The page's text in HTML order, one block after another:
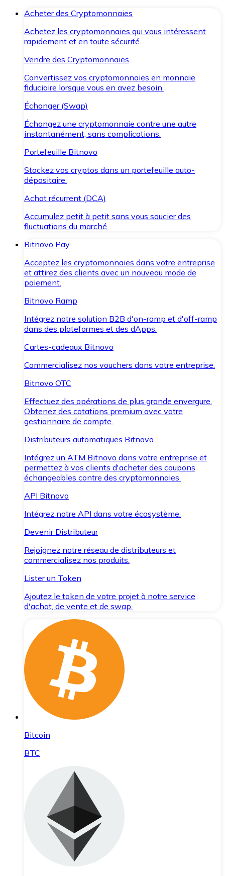
Acheter des Cryptomonnaies
Achetez les cryptomonnaies qui vous intéressent
rapidement et en toute sécurité.
Vendre des Cryptomonnaies
Convertissez vos cryptomonnaies en monnaie
fiduciaire lorsque vous en avez besoin.
Échanger (Swap)
Échangez une cryptomonnaie contre une autre
instantanément, sans complications.
Portefeuille Bitnovo
Stockez vos cryptos dans un portefeuille auto-
dépositaire.
Achat récurrent (DCA)
Accumulez petit à petit sans vous soucier des
fluctuations du marché.
Bitnovo Pay
Acceptez les cryptomonnaies dans votre entreprise
et attirez des clients avec un nouveau mode de
paiement.
Bitnovo Ramp
Intégrez notre solution B2B d'on-ramp et d'off-ramp
dans des plateformes et des dApps.
Cartes-cadeaux Bitnovo
Commercialisez nos vouchers dans votre entreprise.
Bitnovo OTC
Effectuez des opérations de plus grande envergure.
Obtenez des cotations premium avec votre
gestionnaire de compte.
Distributeurs automatiques Bitnovo
Intégrez un ATM Bitnovo dans votre entreprise et
permettez à vos clients d'acheter des coupons
échangeables contre des cryptomonnaies.
API Bitnovo
Intégrez notre API dans votre écosystème.
Devenir Distributeur
Rejoignez notre réseau de distributeurs et
commercialisez nos produits.
Lister un Token
Ajoutez le token de votre projet à notre service
d'achat, de vente et de swap.
Bitcoin
BTC